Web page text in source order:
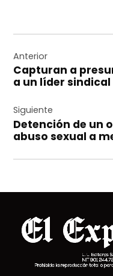
de
entradas
Anterior
Capturan a
a un líder sindical
Siguiente
Detención de un
abuso sexual a